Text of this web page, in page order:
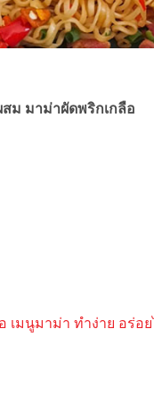
ม มาม่าผัดพริกเกลือ
เมนูมาม่า ทำง่าย อร่อ